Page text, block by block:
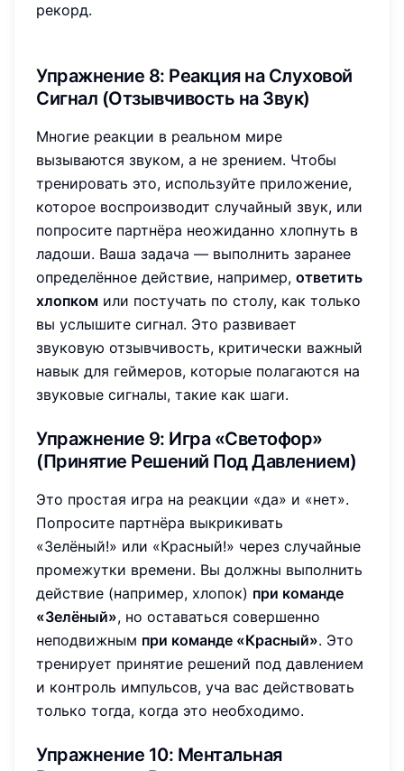
рекорд.
Упражнение 8: Реакция на Слуховой
Сигнал (Отзывчивость на Звук)
Многие реакции в реальном мире
вызываются звуком, а не зрением. Чтобы
тренировать это, используйте приложение,
которое воспроизводит случайный звук, или
попросите партнёра неожиданно хлопнуть в
ладоши. Ваша задача — выполнить заранее
определённое действие, например, ответить
хлопком или постучать по столу, как только
вы услышите сигнал. Это развивает
звуковую отзывчивость, критически важный
навык для геймеров, которые полагаются на
звуковые сигналы, такие как шаги.
Упражнение 9: Игра «Светофор»
(Принятие Решений Под Давлением)
Это простая игра на реакции «да» и «нет».
Попросите партнёра выкрикивать
«Зелёный!» или «Красный!» через случайные
промежутки времени. Вы должны выполнить
действие (например, хлопок) при команде
«Зелёный», но оставаться совершенно
неподвижным при команде «Красный». Это
тренирует принятие решений под давлением
и контроль импульсов, уча вас действовать
только тогда, когда это необходимо.
Упражнение 10: Ментальная